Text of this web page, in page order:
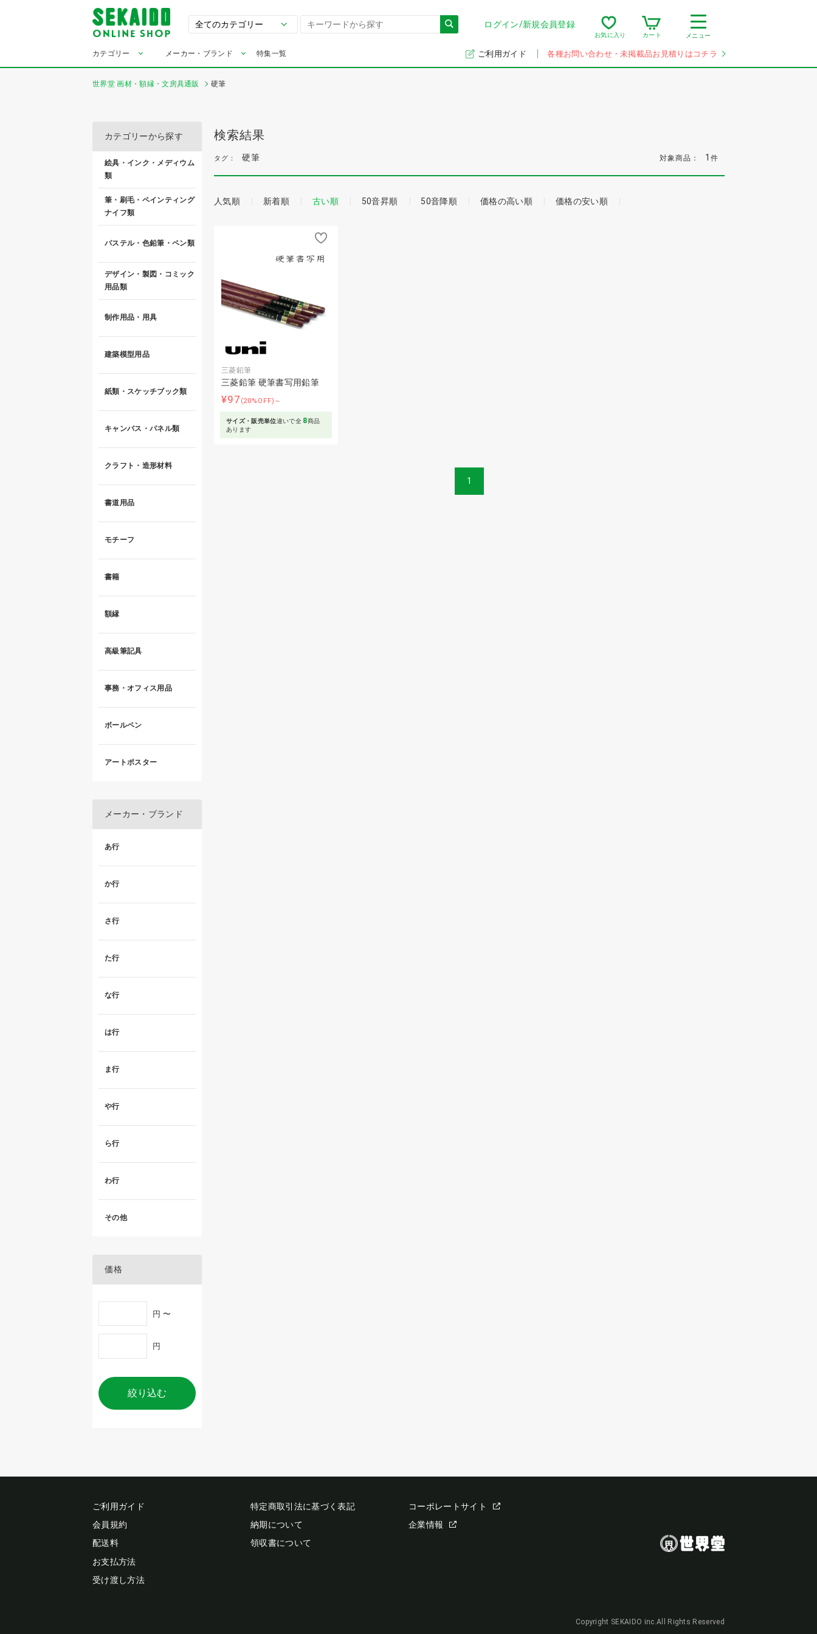
ログイン/新規会員登録
お気に入り カート メニュー
カテゴリー メーカー・ブランド 特集一覧 ご利用ガイド 各種お問い合わせ・未掲載品お見積りはコチラ
世界堂 画材・額縁・文房具通販 硬筆
検索結果
タグ： 硬筆 対象商品： 1 件
人気順 新着順 古い順 50音昇順 50音降順 価格の高い順 価格の安い順
三菱鉛筆
三菱鉛筆 硬筆書写用鉛筆
¥97 (20%OFF)～
サイズ・販売単位違いで全 8商品
あります
1
カテゴリーから探す
絵具・インク・メディウム
類
筆・刷毛・ペインティング
ナイフ類
パステル・色鉛筆・ペン類
デザイン・製図・コミック
用品類
制作用品・用具
建築模型用品
紙類・スケッチブック類
キャンバス・パネル類
クラフト・造形材料
書道用品
モチーフ
書籍
額縁
高級筆記具
事務・オフィス用品
ボールペン
アートポスター
メーカー・ブランド
あ行
か行
さ行
た行
な行
は行
ま行
や行
ら行
わ行
その他
価格
円 〜
円
絞り込む
ご利用ガイド
会員規約
配送料
お支払方法
受け渡し方法
特定商取引法に基づく表記
納期について
領収書について
コーポレートサイト
企業情報
Copyright SEKAIDO inc.All Rights Reserved